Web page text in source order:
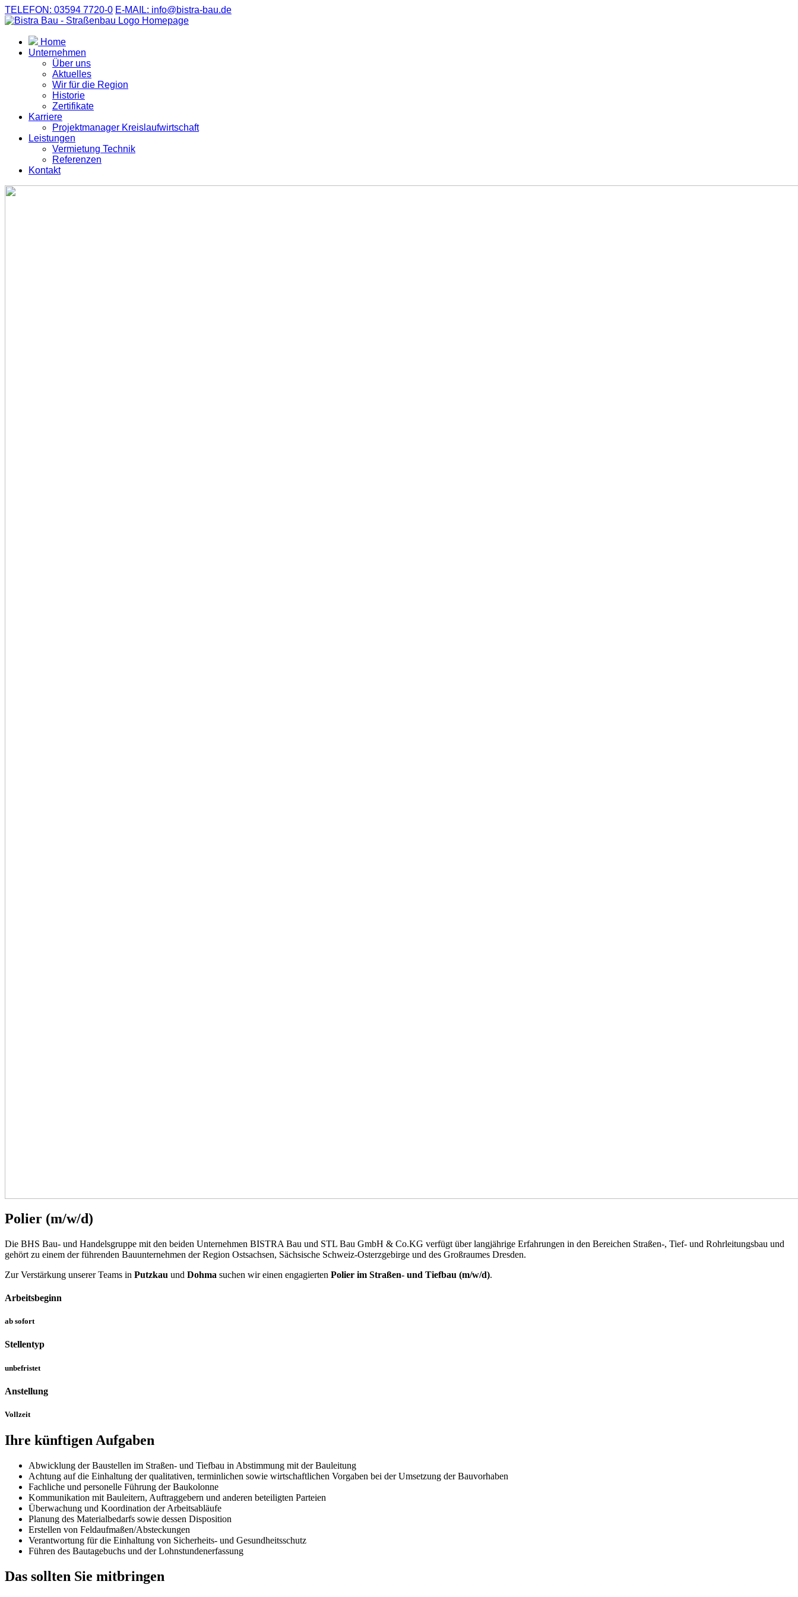
TELEFON: 03594 7720-0 E-MAIL: info@bistra-bau.de
Home
Unternehmen
Über uns
Aktuelles
Wir für die Region
Historie
Zertifikate
Karriere
Projektmanager Kreislaufwirtschaft
Leistungen
Vermietung Technik
Referenzen
Kontakt
Polier (m/w/d)
Die BHS Bau- und Handelsgruppe mit den beiden Unternehmen BISTRA Bau und STL Bau GmbH & Co.KG verfügt über langjährige Erfahrungen in den Bereichen Straßen-, Tief- und Rohrleitungsbau und
gehört zu einem der führenden Bauunternehmen der Region Ostsachsen, Sächsische Schweiz-Osterzgebirge und des Großraumes Dresden.
Zur Verstärkung unserer Teams in Putzkau und Dohma suchen wir einen engagierten Polier im Straßen- und Tiefbau (m/w/d).
Arbeitsbeginn
ab sofort
Stellentyp
unbefristet
Anstellung
Vollzeit
Ihre künftigen Aufgaben
Abwicklung der Baustellen im Straßen- und Tiefbau in Abstimmung mit der Bauleitung
Achtung auf die Einhaltung der qualitativen, terminlichen sowie wirtschaftlichen Vorgaben bei der Umsetzung der Bauvorhaben
Fachliche und personelle Führung der Baukolonne
Kommunikation mit Bauleitern, Auftraggebern und anderen beteiligten Parteien
Überwachung und Koordination der Arbeitsabläufe
Planung des Materialbedarfs sowie dessen Disposition
Erstellen von Feldaufmaßen/Absteckungen
Verantwortung für die Einhaltung von Sicherheits- und Gesundheitsschutz
Führen des Bautagebuchs und der Lohnstundenerfassung
Das sollten Sie mitbringen